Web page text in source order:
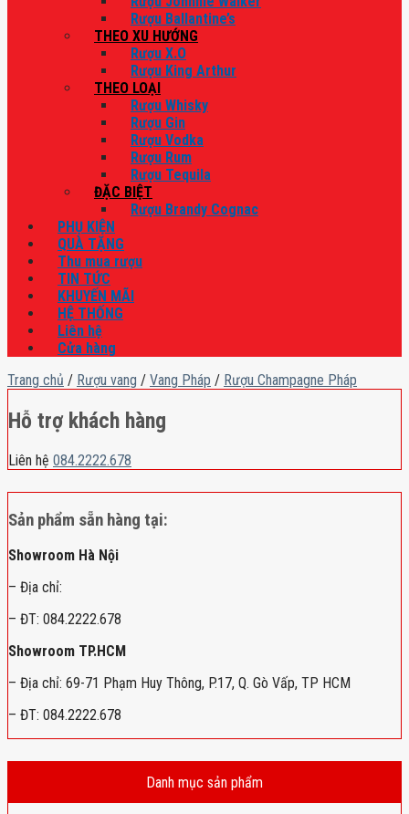
Rượu Ballantine’s
THEO XU HƯỚNG
Rượu X.O
Rượu King Arthur
THEO LOẠI
Rượu Whisky
Rượu Gin
Rượu Vodka
Rượu Rum
Rượu Tequila
ĐẶC BIỆT
Rượu Brandy Cognac
PHỤ KIỆN
QUÀ TẶNG
Thu mua rượu
TIN TỨC
KHUYẾN MÃI
HỆ THỐNG
Liên hệ
Cửa hàng
Trang chủ / Rượu vang / Vang Pháp / Rượu Champagne Pháp
Hỗ trợ khách hàng
Liên hệ 084.2222.678
Sản phẩm sẵn hàng tại:
Showroom Hà Nội
– Địa chỉ:
– ĐT: 084.2222.678
Showroom TP.HCM
– Địa chỉ: 69-71 Phạm Huy Thông, P.17, Q. Gò Vấp, TP HCM
– ĐT: 084.2222.678
Danh mục sản phẩm